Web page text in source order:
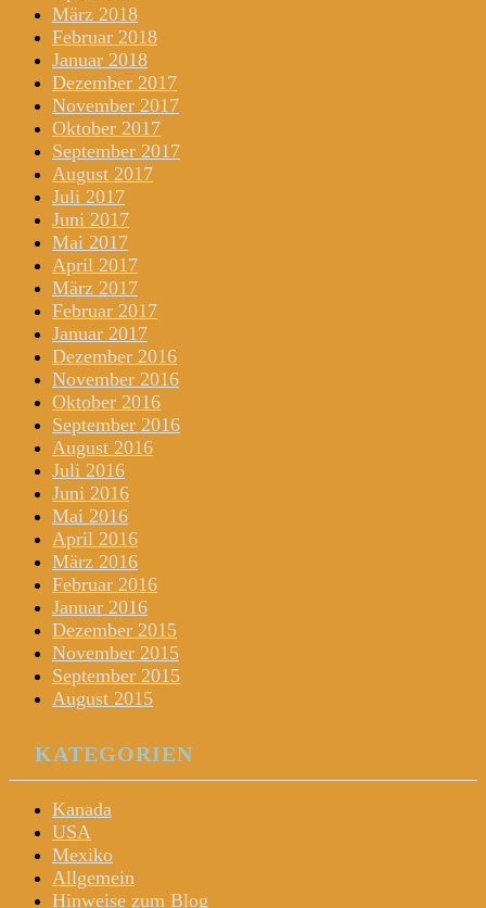
März 2018
Februar 2018
Januar 2018
Dezember 2017
November 2017
Oktober 2017
September 2017
August 2017
Juli 2017
Juni 2017
Mai 2017
April 2017
März 2017
Februar 2017
Januar 2017
Dezember 2016
November 2016
Oktober 2016
September 2016
August 2016
Juli 2016
Juni 2016
Mai 2016
April 2016
März 2016
Februar 2016
Januar 2016
Dezember 2015
November 2015
September 2015
August 2015
KATEGORIEN
Kanada
USA
Mexiko
Allgemein
Hinweise zum Blog